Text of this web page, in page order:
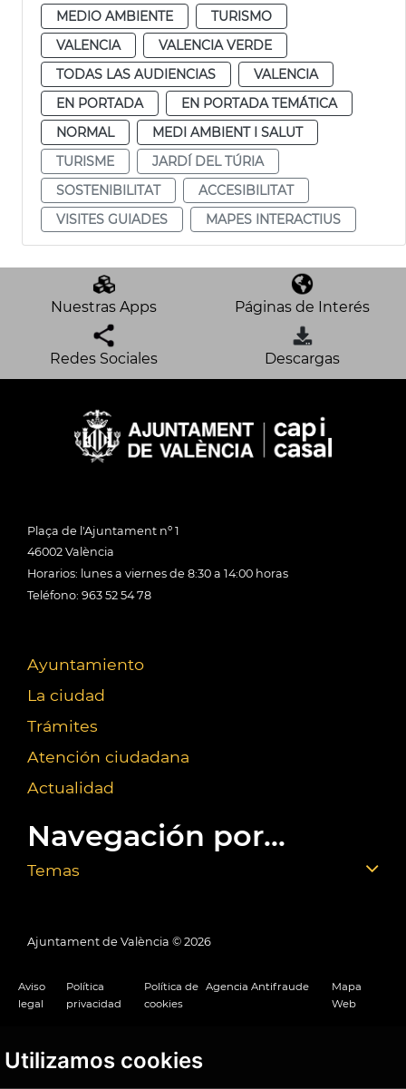
Utilizamos cookies
MEDIO AMBIENTE
TURISMO
VALENCIA
VALENCIA VERDE
TODAS LAS AUDIENCIAS
VALENCIA
EN PORTADA
EN PORTADA TEMÁTICA
NORMAL
MEDI AMBIENT I SALUT
TURISME
JARDÍ DEL TÚRIA
SOSTENIBILITAT
ACCESIBILITAT
VISITES GUIADES
MAPES INTERACTIUS
Nuestras Apps Páginas de Interés
Redes Sociales Descargas
Plaça de l'Ajuntament nº 1
46002 València
Horarios: lunes a viernes de 8:30 a 14:00 horas
Teléfono: 963 52 54 78
Ayuntamiento
La ciudad
Trámites
Atención ciudadana
Actualidad
Navegación por...
Temas
Ajuntament de València © 2026
Aviso
legal
Política
privacidad
Política de
cookies
Agencia Antifraude
Mapa
Web